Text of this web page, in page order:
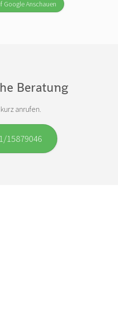
Google Anschauen
Beratung
anrufen.